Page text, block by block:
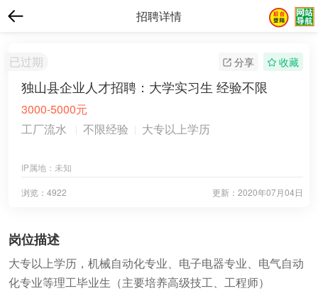
招聘详情
分享 收藏
已过期
独山县企业人才招聘：大学实习生 经验不限
3000-5000元
工厂流水
不限经验 大专以上学历
IP属地： 未知
更新： 2020年07月04日
浏览：4922
岗位描述
大专以上学历，机械自动化专业、电子电器专业、电气自动
化专业等理工毕业生（主要培养高级技工、工程师）